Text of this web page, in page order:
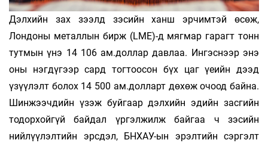
Дэлхийн зах зээлд зэсийн ханш эрчимтэй өсөж,
Лондоны металлын бирж (LME)-д мягмар гарагт тонн
тутмын үнэ 14 106 ам.доллар давлаа. Ингэснээр энэ
оны нэгдүгээр сард тогтоосон бүх цаг үеийн дээд
үзүүлэлт болох 14 500 ам.долларт дөхөж очоод байна.
Шинжээчдийн үзэж буйгаар дэлхийн эдийн засгийн
тодорхойгүй байдал үргэлжилж байгаа ч зэсийн
нийлүүлэлтийн эрсдэл, БНХАУ-ын эрэлтийн сэргэлт